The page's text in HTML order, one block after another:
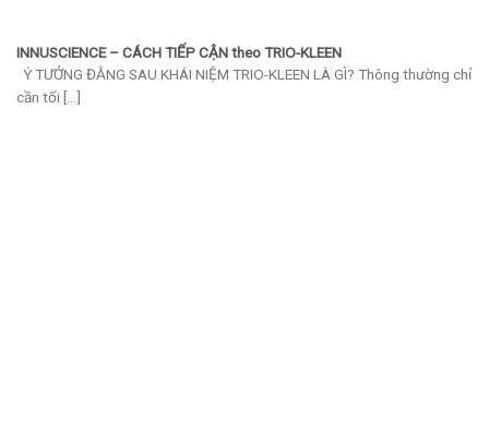
INNUSCIENCE – CÁCH TIẾP CẬN theo TRIO-KLEEN
Ý TƯỞNG ĐẰNG SAU KHÁI NIỆM TRIO-KLEEN LÀ GÌ? Thông thường chỉ
cần tối [...]